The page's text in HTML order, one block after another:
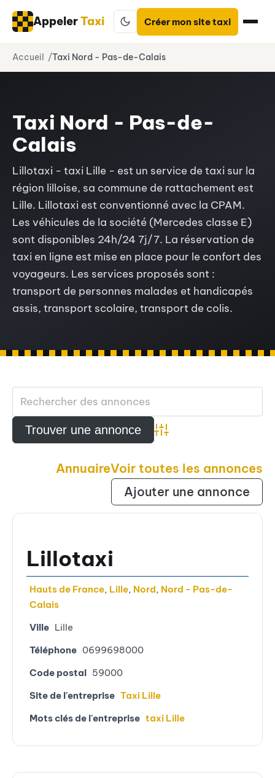
Aller
AppelerTaxi Créer mon site taxi
Accueil Taxi Nord - Pas-de-Calais
Taxi Nord - Pas-de-
Calais
Lillotaxi - taxi Lille - est un service de taxi sur la
région lilloise, sa commune de rattachement est
Lille. Lillotaxi est conventionné avec la CPAM.
Les véhicules de la société (Mercedes classe E)
sont disponibles 24h/24 7j/7. La réservation de
taxi en ligne est mise en place pour le confort des
voyageurs. Les services proposés sont :
transport de personnes malades et handicapés
assis, transport scolaire, transport de colis.
Advanced Search
AnnuaireVoir toutes les annonces
Ajouter une annonce
Lillotaxi
Hauts de France, Lille, Nord, Nord - Pas-de-
Calais
Ville Lille
Téléphone 0699698000
Code postal 59000
Site de l'entreprise Taxi Lille
Mots clés de l'entreprise taxi Lille